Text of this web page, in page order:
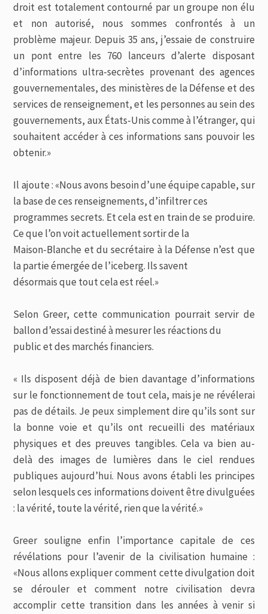
droit est totalement contourné par un groupe non élu
et non autorisé, nous sommes confrontés à un
problème majeur. Depuis 35 ans, j’essaie de construire
un pont entre les 760 lanceurs d’alerte disposant
d’informations ultra-secrètes provenant des agences
gouvernementales, des ministères de la Défense et des
services de renseignement, et les personnes au sein des
gouvernements, aux États-Unis comme à l’étranger, qui
souhaitent accéder à ces informations sans pouvoir les
obtenir.»
Il ajoute : «Nous avons besoin d’une équipe capable, sur
la base de ces renseignements, d’infiltrer ces
programmes secrets. Et cela est en train de se produire.
Ce que l’on voit actuellement sortir de la
Maison-Blanche et du secrétaire à la Défense n’est que
la partie émergée de l’iceberg. Ils savent
désormais que tout cela est réel.»
Selon Greer, cette communication pourrait servir de
ballon d’essai destiné à mesurer les réactions du
public et des marchés financiers.
« Ils disposent déjà de bien davantage d’informations
sur le fonctionnement de tout cela, mais je ne révélerai
pas de détails. Je peux simplement dire qu’ils sont sur
la bonne voie et qu’ils ont recueilli des matériaux
physiques et des preuves tangibles. Cela va bien au-
delà des images de lumières dans le ciel rendues
publiques aujourd’hui. Nous avons établi les principes
selon lesquels ces informations doivent être divulguées
: la vérité, toute la vérité, rien que la vérité.»
Greer souligne enfin l’importance capitale de ces
révélations pour l’avenir de la civilisation humaine :
«Nous allons expliquer comment cette divulgation doit
se dérouler et comment notre civilisation devra
accomplir cette transition dans les années à venir si